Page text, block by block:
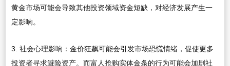
黄金市场可能会导致其他投资领域资金短缺，对经济发展产生一
定影响。
3. 社会心理影响：金价狂飙可能会引发市场恐慌情绪，促使更多
投资者寻求避险资产。而富人抢购实体金条的行为可能会加剧社